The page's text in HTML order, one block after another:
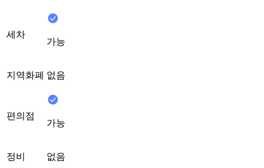
세차
가능
지역화폐 없음
편의점
가능
정비 없음